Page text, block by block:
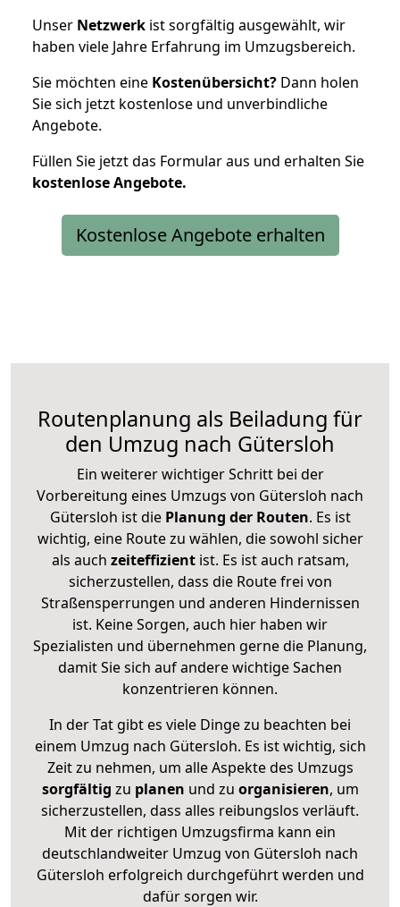
Unser Netzwerk ist sorgfältig ausgewählt, wir
haben viele Jahre Erfahrung im Umzugsbereich.
Sie möchten eine Kostenübersicht? Dann holen
Sie sich jetzt kostenlose und unverbindliche
Angebote.
Füllen Sie jetzt das Formular aus und erhalten Sie
kostenloseAngebote.
Kostenlose Angebote erhalten
Routenplanung als Beiladung für
den Umzug nach Gütersloh
Ein weiterer wichtiger Schritt bei der
Vorbereitung eines Umzugs von Gütersloh nach
Gütersloh ist diePlanung der Routen. Es ist
wichtig, eine Route zu wählen, die sowohl sicher
als auch zeiteffizientist. Es ist auch ratsam,
sicherzustellen, dass die Route frei von
Straßensperrungen und anderen Hindernissen
ist. Keine Sorgen, auch hier haben wir
Spezialisten und übernehmen gerne die Planung,
damit Sie sich auf andere wichtige Sachen
konzentrieren können.
In der Tat gibt es viele Dinge zu beachten bei
einem Umzug nach Gütersloh. Es ist wichtig, sich
Zeit zu nehmen, um alle Aspekte des Umzugs
sorgfältig zu planen und zu organisieren, um
sicherzustellen, dass alles reibungslos verläuft.
Mit der richtigen Umzugsfirma kann ein
deutschlandweiter Umzug von Gütersloh nach
Gütersloh erfolgreich durchgeführt werden und
dafür sorgen wir.